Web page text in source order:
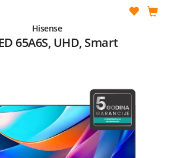
Hisense
65A6S, UHD, Smart